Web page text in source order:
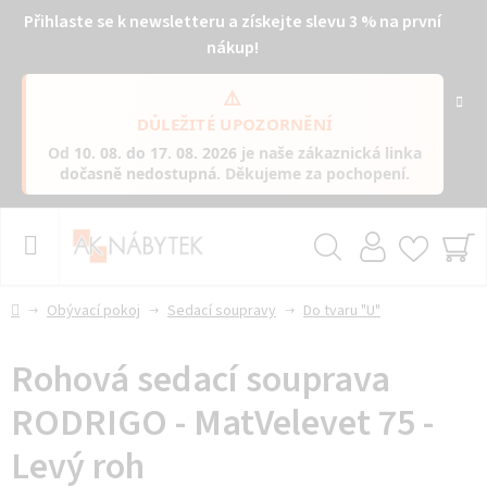
Přihlaste se k newsletteru a získejte slevu 3 % na první
nákup!
⚠️
DŮLEŽITÉ UPOZORNĚNÍ
Od 10. 08. do 17. 08. 2026 je naše zákaznická linka
dočasně nedostupná. Děkujeme za pochopení.
DomůObývací pokoj Sedací soupravy Do tvaru "U"
Rohová sedací souprava
RODRIGO - MatVelevet 75 -
Levý roh